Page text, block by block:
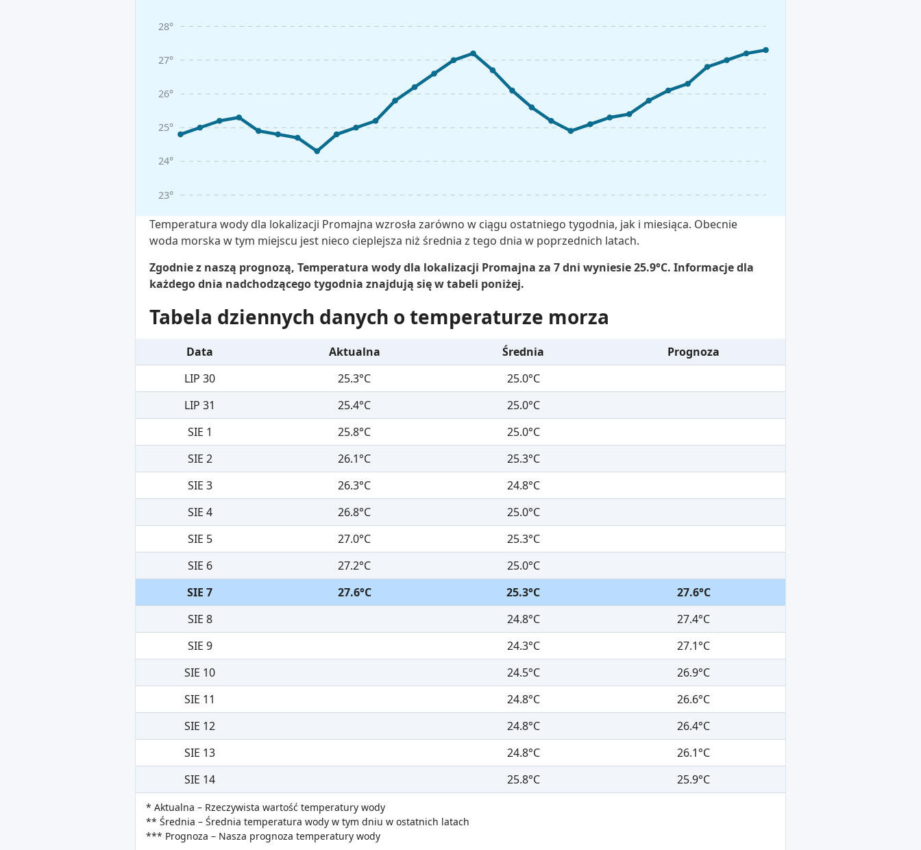
23°
24°
25°
26°
27°
28°
Temperatura wody dla lokalizacji Promajna wzrosła zarówno w ciągu ostatniego tygodnia, jak i miesiąca. Obecnie
woda morska w tym miejscu jest nieco cieplejsza niż średnia z tego dnia w poprzednich latach.
Zgodnie z naszą prognozą, Temperatura wody dla lokalizacji Promajna za 7 dni wyniesie 25.9°C. Informacje dla
każdego dnia nadchodzącego tygodnia znajdują się w tabeli poniżej.
Tabela dziennych danych o temperaturze morza
Data Aktualna Średnia
Prognoza
LIP 30
25.3°C
25.0°C
LIP 31
25.4°C
25.0°C
SIE 1
25.8°C
25.0°C
SIE 2
26.1°C
25.3°C
SIE 3
26.3°C
24.8°C
SIE 4
26.8°C
25.0°C
SIE 5
27.0°C
25.3°C
SIE 6
27.2°C
25.0°C
SIE 7
27.6°C 25.3°C
27.6°C
SIE 8
24.8°C
27.4°C
SIE 9
24.3°C
27.1°C
SIE 10
24.5°C
26.9°C
SIE 11
24.8°C
26.6°C
SIE 12
24.8°C
26.4°C
SIE 13
24.8°C
26.1°C
SIE 14
25.8°C 25.9°C
* Aktualna – Rzeczywista wartość temperatury wody
** Średnia – Średnia temperatura wody w tym dniu w ostatnich latach
*** Prognoza – Nasza prognoza temperatury wody